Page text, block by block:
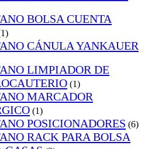
BOLSA CUENTA
CÁNULA YANKAUER
LIMPIADOR DE
(1)
MARCADOR
(1)
POSICIONADORES (6)
RACK PARA BOLSA